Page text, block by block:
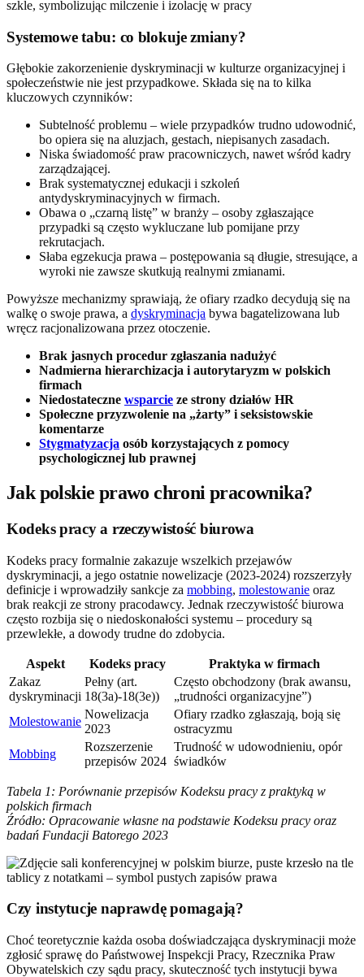
Systemowe tabu: co blokuje zmiany?
Głębokie zakorzenienie dyskryminacji w kulturze organizacyjnej i
społeczeństwie nie jest przypadkowe. Składa się na to kilka
kluczowych czynników:
Subtelność problemu – wiele przypadków trudno udowodnić,
bo opiera się na aluzjach, gestach, niepisanych zasadach.
Niska świadomość praw pracowniczych, nawet wśród kadry
zarządzającej.
Brak systematycznej edukacji i szkoleń
antydyskryminacyjnych w firmach.
Obawa o „czarną listę” w branży – osoby zgłaszające
przypadki są często wykluczane lub pomijane przy
rekrutacjach.
Słaba egzekucja prawa – postępowania są długie, stresujące, a
wyroki nie zawsze skutkują realnymi zmianami.
Powyższe mechanizmy sprawiają, że ofiary rzadko decydują się na
walkę o swoje prawa, a dyskryminacja bywa bagatelizowana lub
wręcz racjonalizowana przez otoczenie.
Brak jasnych procedur zgłaszania nadużyć
Nadmierna hierarchizacja i autorytaryzm w polskich
firmach
Niedostateczne wsparcie ze strony działów HR
Społeczne przyzwolenie na „żarty” i seksistowskie
komentarze
Stygmatyzacja osób korzystających z pomocy
psychologicznej lub prawnej
Jak polskie prawo chroni pracownika?
Kodeks pracy a rzeczywistość biurowa
Kodeks pracy formalnie zakazuje wszelkich przejawów
dyskryminacji, a jego ostatnie nowelizacje (2023-2024) rozszerzyły
definicje i wprowadziły sankcje za mobbing, molestowanie oraz
brak reakcji ze strony pracodawcy. Jednak rzeczywistość biurowa
często rozbija się o niedoskonałości systemu – procedury są
przewlekłe, a dowody trudne do zdobycia.
Aspekt Kodeks pracy
Praktyka w firmach
Zakaz
dyskryminacji
Pełny (art.
18(3a)-18(3e))
Często obchodzony (brak awansu,
„trudności organizacyjne”)
Molestowanie
Nowelizacja
2023
Ofiary rzadko zgłaszają, boją się
ostracyzmu
Mobbing
Rozszerzenie
przepisów 2024
Trudność w udowodnieniu, opór
świadków
Tabela 1: Porównanie przepisów Kodeksu pracy z praktyką w
polskich firmach
Źródło: Opracowanie własne na podstawie Kodeksu pracy oraz
badań Fundacji Batorego 2023
Czy instytucje naprawdę pomagają?
Choć teoretycznie każda osoba doświadczająca dyskryminacji może
zgłosić sprawę do Państwowej Inspekcji Pracy, Rzecznika Praw
Obywatelskich czy sądu pracy, skuteczność tych instytucji bywa